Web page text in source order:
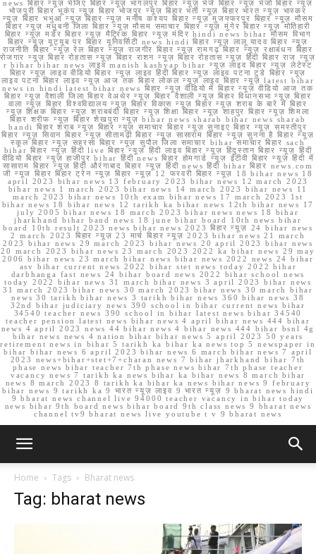
news बिहार न्यूज़ भेजिए बिहार न्यूज़ भागलपुर बिहार न्यूज़ भेजें बिहार न्यूज़ भेजो बिहार न्यूज़
भोजपुरी बिहार भूकंप न्यूज़ बिहार भोजपुर न्यूज़ बिहार भर्ती न्यूज़ बिहार भारत न्यूज़ भास्कर
न्यूज़ बिहार भभुआ न्यूज़ बिहार न्यूज़ मनीष कश्यप बिहार न्यूज़ मुजफ्फरपुर बिहार न्यूज़ मौसम
बिहार न्यूज़ मधुबनी जिला बिहार न्यूज़ मौसम समाचार बिहार न्यूज़ मुंगेर बिहार न्यूज़ मोतिहारी
बिहार न्यूज़ मर्डर बिहार न्यूज़ मैट्रिक बिहार न्यूज़ मंदिर hindi news bihar मौसम विभाग
बिहार न्यूज़ यूट्यूब पर बिहार यूनिवर्सिटी news hindi बिहार न्यूज़ लालू यादव बिहार न्यूज़
राजनीति बिहार न्यूज़ रेल बिहार न्यूज़ राजगीर बिहार न्यूज़ रामगढ़ बिहार न्यूज़ रक्षाबंधन बिहार
रोजगार न्यूज़ बिहार रोहतास न्यूज़ बिहार राशन न्यूज़ बिहार रोहतास न्यूज़ हिंदी बिहार राज न्यूज़
r bihar bihar news लाइव manish kashyap bihar न्यूज़ लाइव बिहार न्यूज़ लेटेस्ट
बिहार न्यूज़ लाइव वीडियो बिहार न्यूज़ लाइव हिंदी बिहार न्यूज़ लाइव पटना टुडे बिहार न्यूज़
लाइव पटना बिहार लाइव न्यूज़ आज तक बिहार लोकल न्यूज़ लाइव बिहार न्यूज़ latest bihar
news in hindi latest bihar news बिहार न्यूज़ वीडियो में बिहार न्यूज़ वीडियो आज तक
बिहार न्यूज़ वैशाली जिला बिहार वेअथेर न्यूज़ बिहार वैशाली न्यूज़ बिहार विधानसभा न्यूज़ बिहार
वाला न्यूज़ बिहार विश्वविद्यालय न्यूज़ बिहार विकास न्यूज़ बिहार न्यूज़ शराब के बारे में बिहार
न्यूज़ शिक्षक बिहार न्यूज़ शराबबंदी बिहार न्यूज़ शिक्षा बिहार न्यूज़ शाहपुर बिहार न्यूज़ शिमला
बिहार शरीफ न्यूज़ बिहार शेखपुरा न्यूज़ bihar news sharab bihar news sharab
bandi बिहार शराब न्यूज़ बिहार न्यूज़ समाचार बिहार न्यूज़ सुनाइए बिहार न्यूज़ समस्तीपुर
बिहार न्यूज़ सिवान बिहार न्यूज़ सीतामढ़ी बिहार न्यूज़ सासाराम बिहार न्यूज़ सुनना है बिहार न्यूज़
स्कूल बिहार न्यूज़ सहरसा बिहार न्यूज़ सुपौल जिला समाचार bihar समाचार बिहार sach
bihar बिहार न्यूज़ हिंदी live बिहार न्यूज़ हिंदी लाइव बिहार न्यूज़ हिंदुस्तान बिहार न्यूज़ हिंदी
वीडियो बिहार न्यूज़ हाजीपुर bihar हिंदी news बिहार होमगार्ड न्यूज़ ईटीवी बिहार न्यूज़ हिंदी में
सासाराम बिहार न्यूज़ हिंदी औरंगाबाद बिहार न्यूज़ हिंदी news हिंदी bihar बिहार news.com
जी न्यूज बिहार बिहार ट्रेन न्यूज़ बिहार न्यूज़ 12 फरवरी बिहार न्यूज़ 18 bihar news 18
april 2023 bihar news 13 february 2023 bihar news 12 march 2023
bihar news 1 march 2023 bihar news 14 march 2023 bihar news 11
march 2023 bihar news 10th exam bihar news 17 march 2023 1st
bihar news 18 bihar news 12 tarikh ka bihar news 12th bihar news 17
july 2005 bihar news 18 march 2023 bihar news news 18 bihar
jharkhand bihar band news 18 june bihar board 10th news bihar
board 10th result 2023 news bihar news 2023 बिहार न्यूज़ 24 bihar news
2 march 2023 बिहार न्यूज़ 23 मार्च बिहार न्यूज़ 2023 bihar news 21 march
2023 bihar news 29 march 2023 bihar news 20 april 2023 bihar news
20 march 2023 bihar news 23 march 2023 2022 ka bihar news 29 may
2006 bihar news 23 march bihar news bihar news 2022 news 24 bihar
asv bihar current news 2022 bihar stet news today 2022 bihar
darbhanga fast news 24 bihar board news 2022 bihar school news
today 2022 bihar news 31 march bihar news 3 april 2023 bihar news
31 march 2023 bihar news 30 march 2023 bihar news 30 march bihar
news 30 tarikh bihar news 3 tarikh bihar news 360 bihar news 38
32nd bihar judiciary news 390 school in bihar current news bihar
34540 teacher news 390 school in bihar latest news bihar 34540
teacher pension latest news bihar news 4 april bihar news 444 bihar
news 4 april 2023 news 44 bihar news 4 bihar news 444 bihar bsnl 4g
bihar news news 4 nation bihar bihar news 5 april 2023 50 years
retirement news in bihar 5 tarikh ka bihar ka news top 5 newspaper in
bihar bihar news 6 april 2023 bihar news 6 march bihar news 7 april
2023 news+bihar+stet+7+charan news 7 bihar jharkhand bihar 7th
phase news bihar teacher 7th phase news bihar 7th phase teacher
vacancy news 7 tarikh ka news bihar ka bihar news 8 march bihar
news 8 march 2023 8 tarikh ka bihar ka news bihar news 9 february
bihar news 9 tarikh ka 9 भारत न्यूज़ लाइव 9 भारत न्यूज़ 9 bharat news hindi
9 bharat news channel live 94000 teacher vacancy in bihar today
news bihar 9th board news bihar board 9th class news 9 bharat news
channel tv9 bharat news live youtube t v 9 bharat news
Home Tags Bharat news
Tag: bharat news